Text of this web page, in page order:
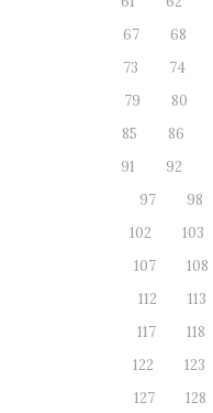
67
68
73
74
79
80
85
86
91
92
97
98
102
103
107
108
112
113
117
118
122
123
127
128